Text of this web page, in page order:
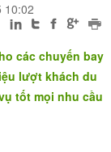
10:02
các chuyến bay
lượt khách du
tốt mọi nhu cầu